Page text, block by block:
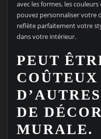
avec les formes, les
pouvez personnaliser votre
reflète parfaitement votre
dans votre intérieur.
PEUT
COÛTEUX
DE
MURALE.